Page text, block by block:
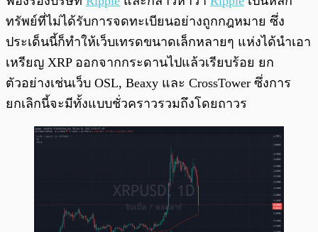
ทรัพย์ที่ไม่ได้รับการจดทะเบียนอย่างถูกกฎหมาย ซึ่ง
ประเด็นนี้ก็ทำให้เว็บเทรดขนาดเล็กหลายๆ แห่งได้นำเอา
เหรียญ XRP ออกจากกระดานไปแล้วเรียบร้อย ยก
ตัวอย่างเช่นเว็บ OSL, Beaxy และ CrossTower ซึ่งการ
ยกเลิกนี้จะมีทั้งแบบชั่วคราวรวมถึงโดยถาวร